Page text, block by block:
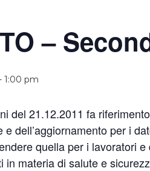
–
1:00 pm
del 21.12.2011 fa
dell’aggiornamento per i
quella per i lavoratori
in materia di salute e